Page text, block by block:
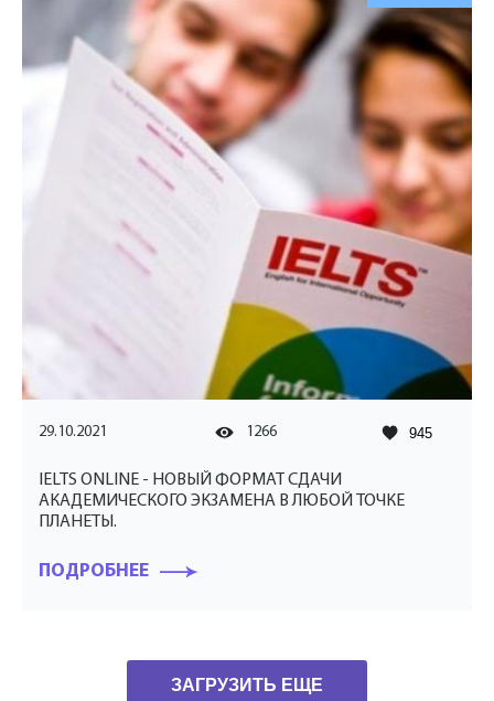
29.10.2021 1266 945
IELTS ONLINE - НОВЫЙ ФОРМАТ СДАЧИ
АКАДЕМИЧЕСКОГО ЭКЗАМЕНА В ЛЮБОЙ ТОЧКЕ
ПЛАНЕТЫ.
ПОДРОБНЕЕ
ЗАГРУЗИТЬ ЕЩЕ